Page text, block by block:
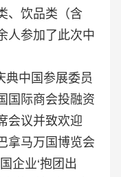
、饮品类（含
人参加了此次中
中国参展委员
国际商会投融资
会议并致欢迎
拿马万国博览会
企业‘抱团出